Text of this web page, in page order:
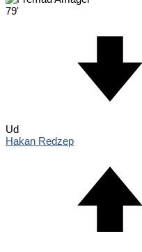
79'
Ud
Hakan Redzep